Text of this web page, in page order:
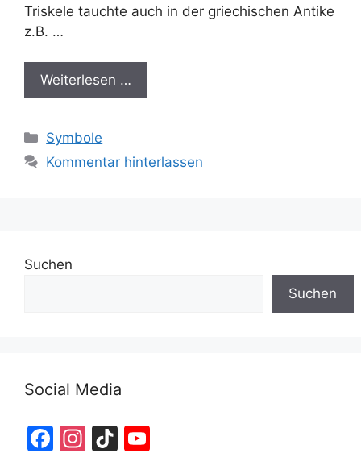
Triskele tauchte auch in der griechischen Antike
z.B. …
Weiterlesen …
Kategorien
Symbole
Kommentar hinterlassen
Suchen
Suchen
Social Media
F
In Ti